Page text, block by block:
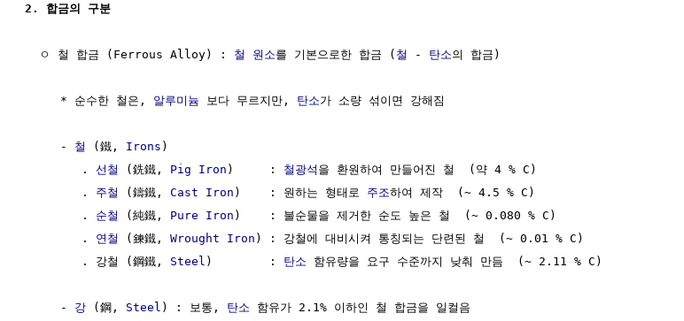
2. 합금의 구분
  ㅇ 철 합금 (Ferrous Alloy) :
철 원소를 기본으로한 합금 ( 철 - 탄소의 합금)
     * 순수한 철은,
알루미늄 보다 무르지만, 탄소가 소량 섞이면 강해짐
     -
철 (鐵, Irons )
        .
선철 (銑鐵, Pig Iron )     : 철광석 을 환원하여 만들어진 철  (약 4 % C)
        .
주철 (鑄鐵, Cast Iron )    : 원하는 형태로 주조하여 제작  (~ 4.5 % C)
        .
순철 (純鐵, Pure Iron )    : 불순물을 제거한 순도 높은 철  (~ 0.080 % C)
        .
연철 (鍊鐵, Wrought Iron ) : 강철에 대비시켜 통칭되는 단련된 철  (~ 0.01 % C)
        . 강철 (鋼鐵,
Steel )        : 탄소 함유량을 요구 수준까지 낮춰 만듬  (~ 2.11 % C)
     -
강 (鋼, Steel ) : 보통, 탄소 함유가 2.1% 이하인 철 합금을 일컬음